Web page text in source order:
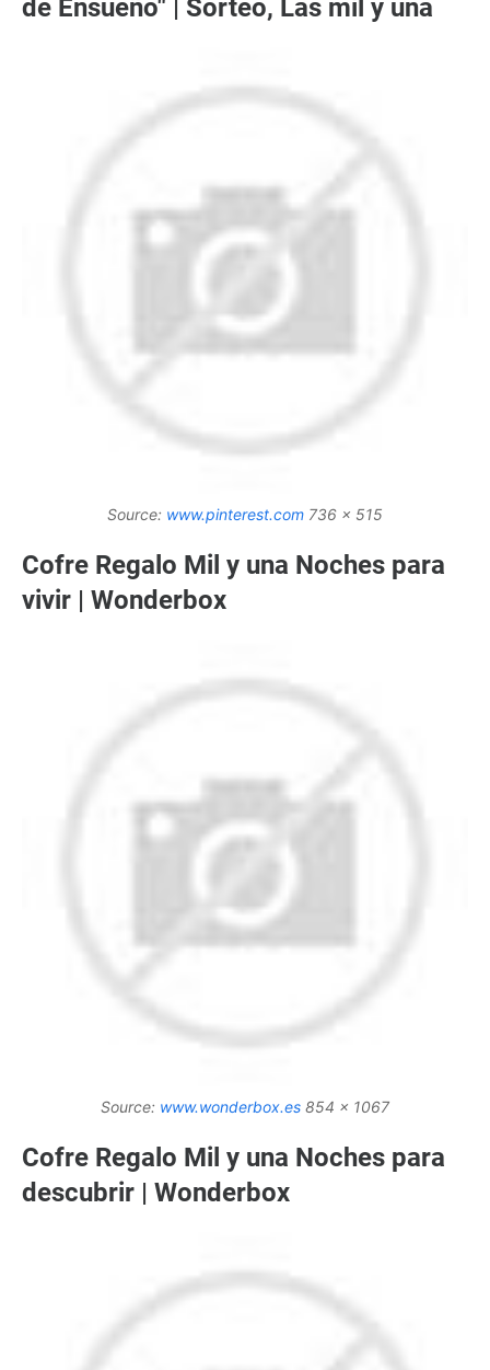
de Ensueño" | Sorteo, Las mil y una
Source: www.pinterest.com 736 x 515
Cofre Regalo Mil y una Noches para
vivir | Wonderbox
Source: www.wonderbox.es 854 x 1067
Cofre Regalo Mil y una Noches para
descubrir | Wonderbox